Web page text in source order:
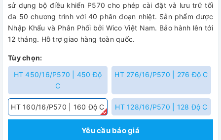
sử dụng bộ điều khiển P570 cho phép cài đặt và lưu trữ tối
đa 50 chương trình với 40 phân đoạn nhiệt. Sản phẩm được
Nhập Khẩu và Phân Phối bởi Wico Việt Nam. Bảo hành lên tới
12 tháng. Hỗ trợ giao hàng toàn quốc.
Tùy chọn:
HT 450/16/P570 | 450 Độ
C
HT 276/16/P570 | 276 Độ C
HT 160/16/P570 | 160 Độ C HT 128/16/P570 | 128 Độ C
Yêu cầu báo giá